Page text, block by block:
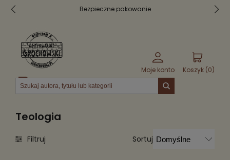
Bezpieczne pakowanie
Moje konto Koszyk (0)
Menu
Teologia
Sortuj
Filtruj